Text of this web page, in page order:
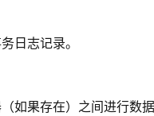
日志记录。
如果存在）之间进行数